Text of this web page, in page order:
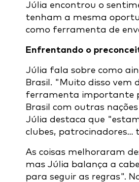
Júlia encontrou o
tenham a mesma
como ferramenta de
Enfrentando o
Júlia fala sobre como
Brasil. "Muito disso vem
ferramenta importante
Brasil com outras
Júlia destaca que
clubes, patrocinadores...
As coisas melhoraram
mas Júlia balança a
para seguir as regras".